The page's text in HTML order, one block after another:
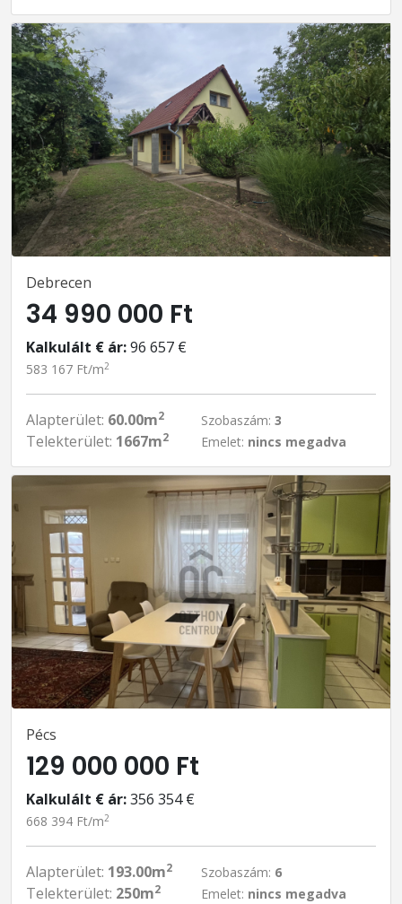
Debrecen
34 990 000 Ft
Kalkulált € ár:96 657 €
583 167 Ft/m2
Alapterület: 60.00m2
Telekterület: 1667m2
Szobaszám: 3
Emelet: nincs megadva
Pécs
129 000 000 Ft
Kalkulált € ár:356 354 €
668 394 Ft/m2
Alapterület: 193.00m2
Telekterület: 250m2
Szobaszám: 6
Emelet: nincs megadva